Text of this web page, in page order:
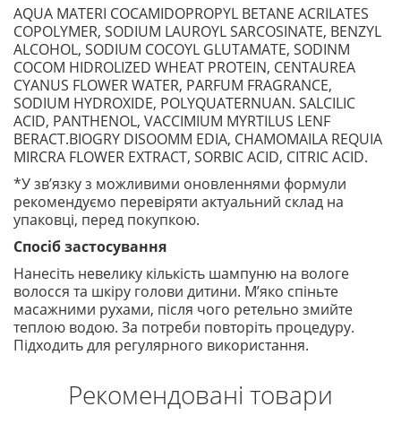
AQUA MATERI COCAMIDOPROPYL BETANE ACRILATES
COPOLYMER, SODIUM LAUROYL SARCOSINATE, BENZYL
ALCOHOL, SODIUM COCOYL GLUTAMATE, SODINM
COCOM HIDROLIZED WHEAT PROTEIN, CENTAUREA
CYANUS FLOWER WATER, PARFUM FRAGRANCE,
SODIUM HYDROXIDE, POLYQUATERNUAN. SALCILIC
ACID, PANTHENOL, VACCIMIUM MYRTILUS LENF
BERACT.BIOGRY DISOOMM EDIA, CHAMOMAILA REQUIA
MIRCRA FLOWER EXTRACT, SORBIC ACID, CITRIC ACID.
*У зв’язку з можливими оновленнями формули
рекомендуємо перевіряти актуальний склад на
упаковці, перед покупкою.
Спосіб застосування
Нанесіть невелику кількість шампуню на вологе
волосся та шкіру голови дитини. М’яко спіньте
масажними рухами, після чого ретельно змийте
теплою водою. За потреби повторіть процедуру.
Підходить для регулярного використання.
Рекомендовані товари